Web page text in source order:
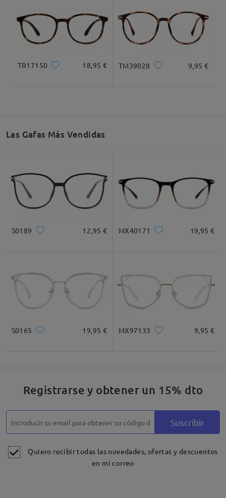
Ancho Total Longitud de Patillas
Recomendación de Rostro
* Solo Para Referencia
Descripción del Producto
TR17150 18,95 € TM39028 9,95 €
Las Gafas Más Vendidas
S0189 12,95 € MX40171 19,95 €
S0165 19,95 € MX97133 9,95 €
Registrarse y obtener un 15% dto
Suscribir
Quiero recibir todas las novedades, ofertas y descuentos
en mi correo